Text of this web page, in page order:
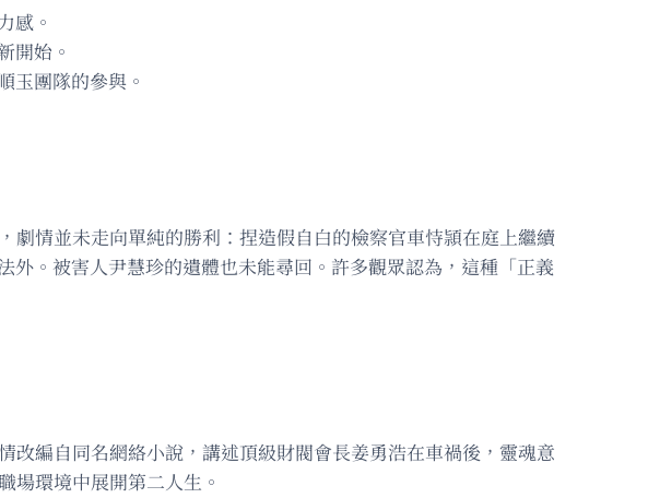
感。
開始。
玉團隊的參與。
劇情並未走向單純的勝利：捏造假自白的檢察官車恃頴在庭上繼續
。被害人尹慧珍的遺體也未能尋回。許多觀眾認為，這種「正義
編自同名網絡小說，講述頂級財閥會長姜勇浩在車禍後，靈魂意
場環境中展開第二人生。